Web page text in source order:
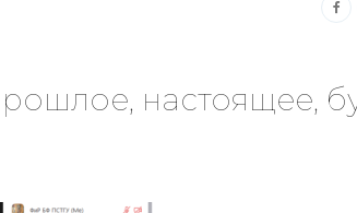
настоящее,